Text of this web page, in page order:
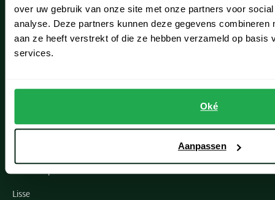
over uw gebruik van onze site met onze partners voor
analyse. Deze partners kunnen deze gegevens combineren
aan ze heeft verstrekt of die ze hebben verzameld op basis
services.
Oké
Aanpassen
Actievoorwaarden
Artikelonderhoud
Heemstede
Lisse